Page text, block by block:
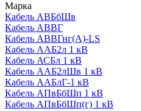
Марка
Кабель АВБбШв
Кабель АВВГ
Кабель АВВГнг(А)-LS
Кабель ААБ2л 1 кВ
Кабель АСБл 1 кВ
Кабель ААБ2лШв 1 кВ
Кабель ААБлГ-1 кВ
Кабель АПвБбШп 1 кВ
Кабель АПвБбШп(г) 1 кВ